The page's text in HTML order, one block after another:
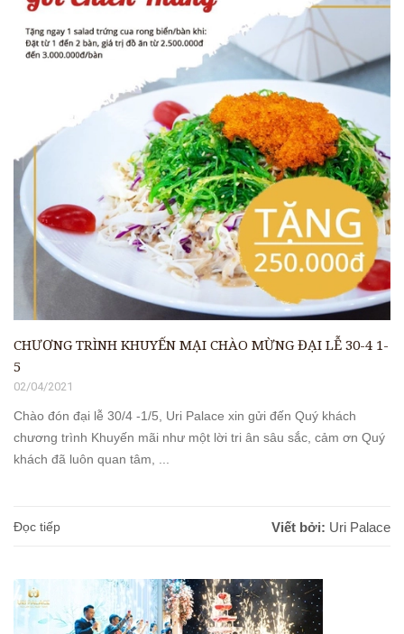
CHƯƠNG TRÌNH KHUYẾN MẠI CHÀO MỪNG ĐẠI LỄ 30-4 1-
5
02/04/2021
Chào đón đại lễ 30/4 -1/5, Uri Palace xin gửi đến Quý khách
chương trình Khuyến mãi như một lời tri ân sâu sắc, cảm ơn Quý
khách đã luôn quan tâm, ...
Đọc tiếp Viết bởi: Uri Palace